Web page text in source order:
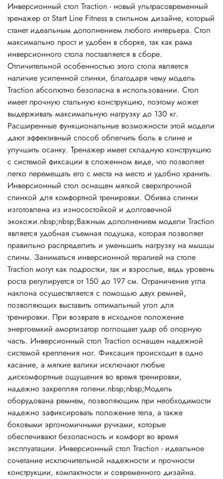
Инверсионный стол Traction - новый ультрасовременный
тренажер от Start Line Fitness в стильном дизайне, который
станет идеальным дополнением любого интерьера. Стол
максимально прост и удобен в сборке, так как рама
инверсионного стола поставляется в сборе.
Отличительной особенностью этого стола является
наличие усиленной спинки, благодаря чему модель
Traction абсолютно безопасна в использовании. Стол
имеет прочную стальную конструкцию, поэтому может
выдерживать максимальную нагрузку до 130 кг.
Расширенные функциональные возможности этой модели
дают эффективный способ облегчить боль в спине и
улучшить осанку. Тренажер имеет складную конструкцию
с системой фиксации в сложенном виде, что позволяет
легко перемещать его с места на место и удобно хранить.
Инверсионный стол оснащен мягкой сверхпрочной
спинкой для комфортной тренировки. Обивка спинки
изготовлена из износостойкой и долговечной
экокожи.nbsp;nbsp;Важным дополнением модели Traction
является удобная съемная подушка, которая позволяет
правильно распределить и уменьшить нагрузку на мышцы
спины. Заниматься инверсионной терапией на столе
Traction могут как подростки, так и взрослые, ведь уровень
роста регулируется от 150 до 197 см. Ограничение угла
наклона осуществляется с помощью двух ремней,
позволяющих выставить оптимальный угол для
тренировки. При возврате в исходное положение
энергоемкий амортизатор поглощает удар об опорную
часть. Инверсионный стол Traction оснащен надежной
системой крепления ног. Фиксация происходит в одно
касание, а мягкие валики исключают любые
дискомфортные ощущения во время тренировки,
надежно закрепляя голени.nbsp;nbsp;Модель
оборудована ремнем, позволяющим при необходимости
надежно зафиксировать положение тела, а также
боковыми эргономичными ручками, которые
обеспечивают безопасность и комфорт во время
эксплуатации. Инверсионный стол Traction - идеальное
сочетание исключительной надежности и прочности
конструкции, компактности и современного дизайна.